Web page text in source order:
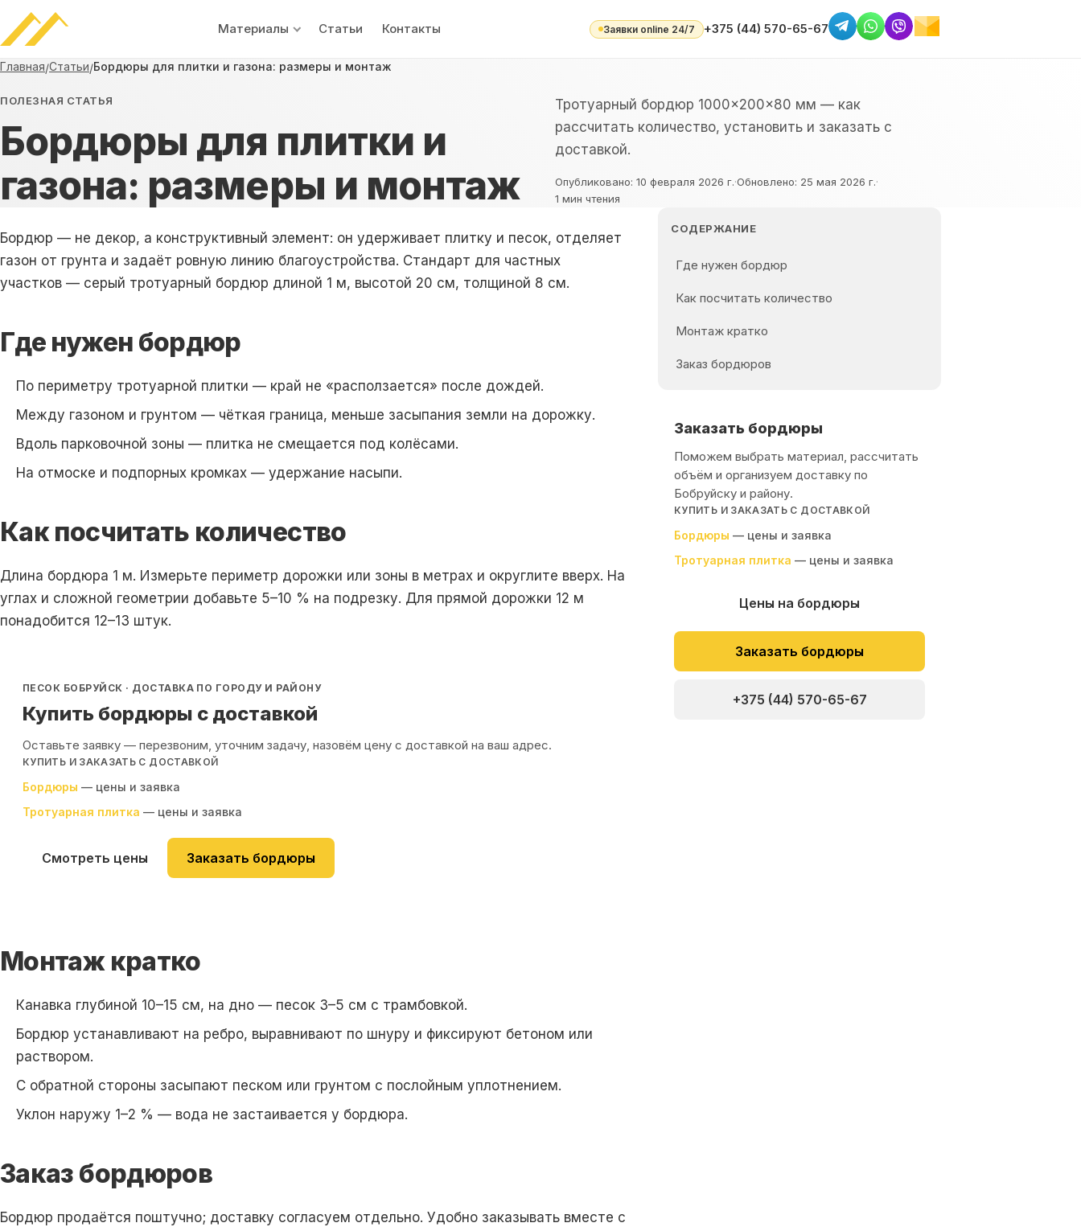
Материалы Статьи Контакты Заявки online 24/7 +375 (44) 570-65-67
Главная/Статьи/Бордюры для плитки и газона: размеры и монтаж
ПОЛЕЗНАЯ СТАТЬЯ
Бордюры для плитки и
газона: размеры и монтаж
Тротуарный бордюр 1000×200×80 мм — как
рассчитать количество, установить и заказать с
доставкой.
Опубликовано: 10 февраля 2026 г.·Обновлено: 25 мая 2026 г.·
1 мин чтения
Бордюр — не декор, а конструктивный элемент: он удерживает плитку и песок, отделяет
газон от грунта и задаёт ровную линию благоустройства. Стандарт для частных
участков — серый тротуарный бордюр длиной 1 м, высотой 20 см, толщиной 8 см.
Где нужен бордюр
По периметру тротуарной плитки — край не «расползается» после дождей.
Между газоном и грунтом — чёткая граница, меньше засыпания земли на дорожку.
Вдоль парковочной зоны — плитка не смещается под колёсами.
На отмоске и подпорных кромках — удержание насыпи.
Как посчитать количество
Длина бордюра 1 м. Измерьте периметр дорожки или зоны в метрах и округлите вверх. На
углах и сложной геометрии добавьте 5–10 % на подрезку. Для прямой дорожки 12 м
понадобится 12–13 штук.
ПЕСОК БОБРУЙСК · ДОСТАВКА ПО ГОРОДУ И РАЙОНУ
Купить бордюры с доставкой
Оставьте заявку — перезвоним, уточним задачу, назовём цену с доставкой на ваш адрес.
КУПИТЬ И ЗАКАЗАТЬ С ДОСТАВКОЙ
Бордюры — цены и заявка
Тротуарная плитка — цены и заявка
Смотреть цены Заказать бордюры
Монтаж кратко
Канавка глубиной 10–15 см, на дно — песок 3–5 см с трамбовкой.
Бордюр устанавливают на ребро, выравнивают по шнуру и фиксируют бетоном или
раствором.
С обратной стороны засыпают песком или грунтом с послойным уплотнением.
Уклон наружу 1–2 % — вода не застаивается у бордюра.
Заказ бордюров
Бордюр продаётся поштучно; доставку согласуем отдельно. Удобно заказывать вместе с
СОДЕРЖАНИЕ
Где нужен бордюр
Как посчитать количество
Монтаж кратко
Заказ бордюров
Заказать бордюры
Поможем выбрать материал, рассчитать
объём и организуем доставку по
Бобруйску и району.
КУПИТЬ И ЗАКАЗАТЬ С ДОСТАВКОЙ
Бордюры — цены и заявка
Тротуарная плитка — цены и заявка
Цены на бордюры
Заказать бордюры
+375 (44) 570-65-67